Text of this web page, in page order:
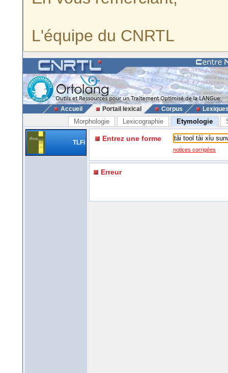
L'équipe du CNRTL
Accueil Portail lexical Corpus
Morphologie Lexicographie Etymologie
TLFi Entrez une forme
notices corrigées
Erreur